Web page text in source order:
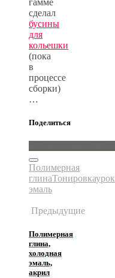
сделал
бусины
для
кольешки
(пока
в
процессе
сборки)
…
Поделиться
Полимерная
глинаТонировкаурок
эмаль
Предыдущие
Полимерная
глина,
холодная
эмаль,
акрил